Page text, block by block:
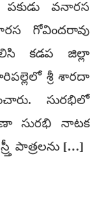
వనారస
గోవిందరావు
కడప జిల్లా
శ్రీ శారదా
సురభిలో
సురభి నాటక
పాత్రలను […]